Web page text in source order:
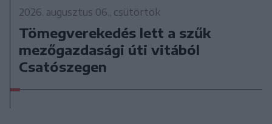
2026. augusztus 06., csütörtök
Tömegverekedés lett a szűk
mezőgazdasági úti vitából
Csatószegen